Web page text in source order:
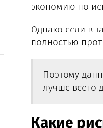
экономию по
Однако если в
полностью
Поэтому
лучше всего
Какие